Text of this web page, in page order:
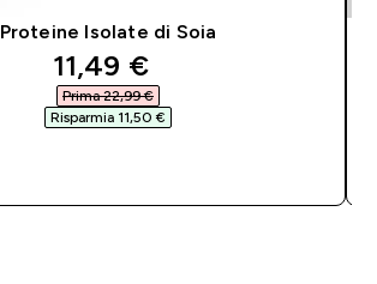
Proteine Isolate di Soia
discounted price
11,49 €‎
Prima 22,99 €‎
Risparmia 11,50 €‎